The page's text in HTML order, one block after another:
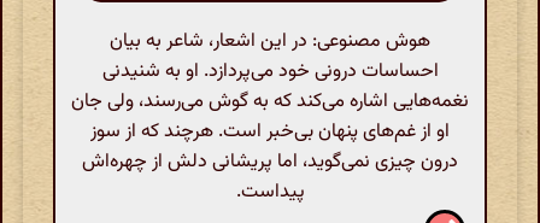
هوش مصنوعی: در این اشعار، شاعر به بیان
احساسات درونی خود می‌پردازد. او به شنیدنی
نغمه‌هایی اشاره می‌کند که به گوش می‌رسند، ولی جان
او از غم‌های پنهان بی‌خبر است. هرچند که از سوز
درون چیزی نمی‌گوید، اما پریشانی دلش از چهره‌اش
پیداست.